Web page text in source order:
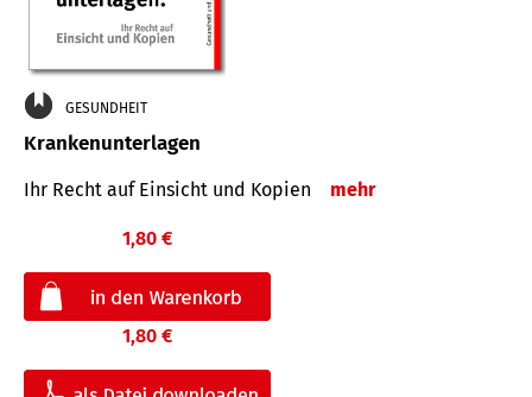
GESUNDHEIT
Krankenunterlagen
Ihr Recht auf Einsicht und Kopien mehr
1,80 €
1,80 €